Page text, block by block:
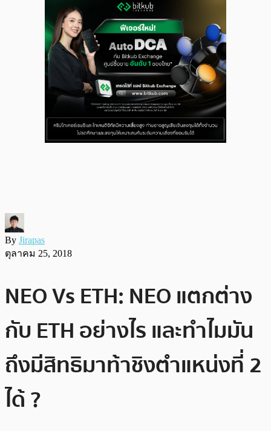
By Jirapas
ตุลาคม 25, 2018
NEO Vs ETH: NEO แตกต่าง
กับ ETH อย่างไร และทำไมมัน
ถึงมีสิทธิมาท้าชิงตำแหน่งที่ 2
ได้ ?